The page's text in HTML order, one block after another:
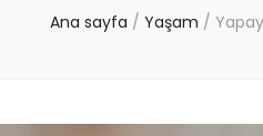
Ana sayfa / Yaşam /